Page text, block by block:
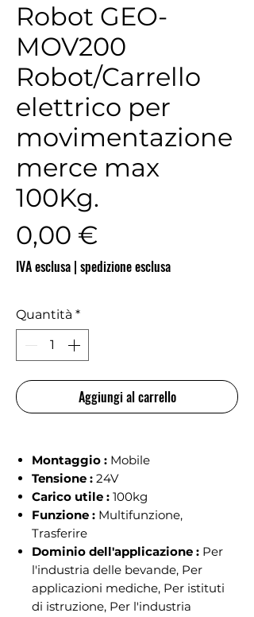
Robot GEO-
MOV200
Robot/Carrello
elettrico per
movimentazione
merce max
100Kg.
0,00 €
IVA esclusa | spedizione esclusa
Quantità *
Aggiungi al carrello
Montaggio : Mobile
Tensione : 24V
Carico utile : 100kg
Funzione : Multifunzione,
Trasferire
Dominio dell'applicazione : Per
l'industria delle bevande, Per
applicazioni mediche, Per istituti
di istruzione, Per l'industria